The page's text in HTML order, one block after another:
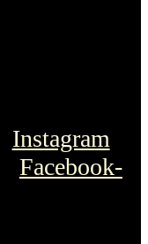
Instagram
Facebook-